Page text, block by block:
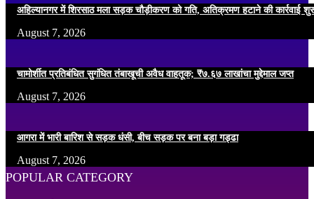
अहिल्यानगर में शिरसाठ मला सड़क चौड़ीकरण को गति, अतिक्रमण हटाने की कार्रवाई
August 7, 2026
चामोर्शीत प्रतिबंधित सुगंधित तंबाखूची अवैध वाहतूक; ₹७.६७ लाखांचा मुद्देमाल जप्त
August 7, 2026
आगरा में भारी बारिश से सड़क धंसी, बीच सड़क पर बना बड़ा गड्ढा
August 7, 2026
POPULAR CATEGORY